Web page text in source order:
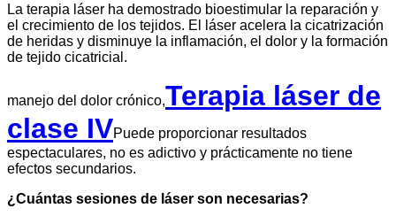
La terapia láser ha demostrado bioestimular la reparación y
el crecimiento de los tejidos. El láser acelera la cicatrización
de heridas y disminuye la inflamación, el dolor y la formación
de tejido cicatricial.
manejo del dolor crónico,Terapia láser de
clase IVPuede proporcionar resultados
espectaculares, no es adictivo y prácticamente no tiene
efectos secundarios.
¿Cuántas sesiones de láser son necesarias?